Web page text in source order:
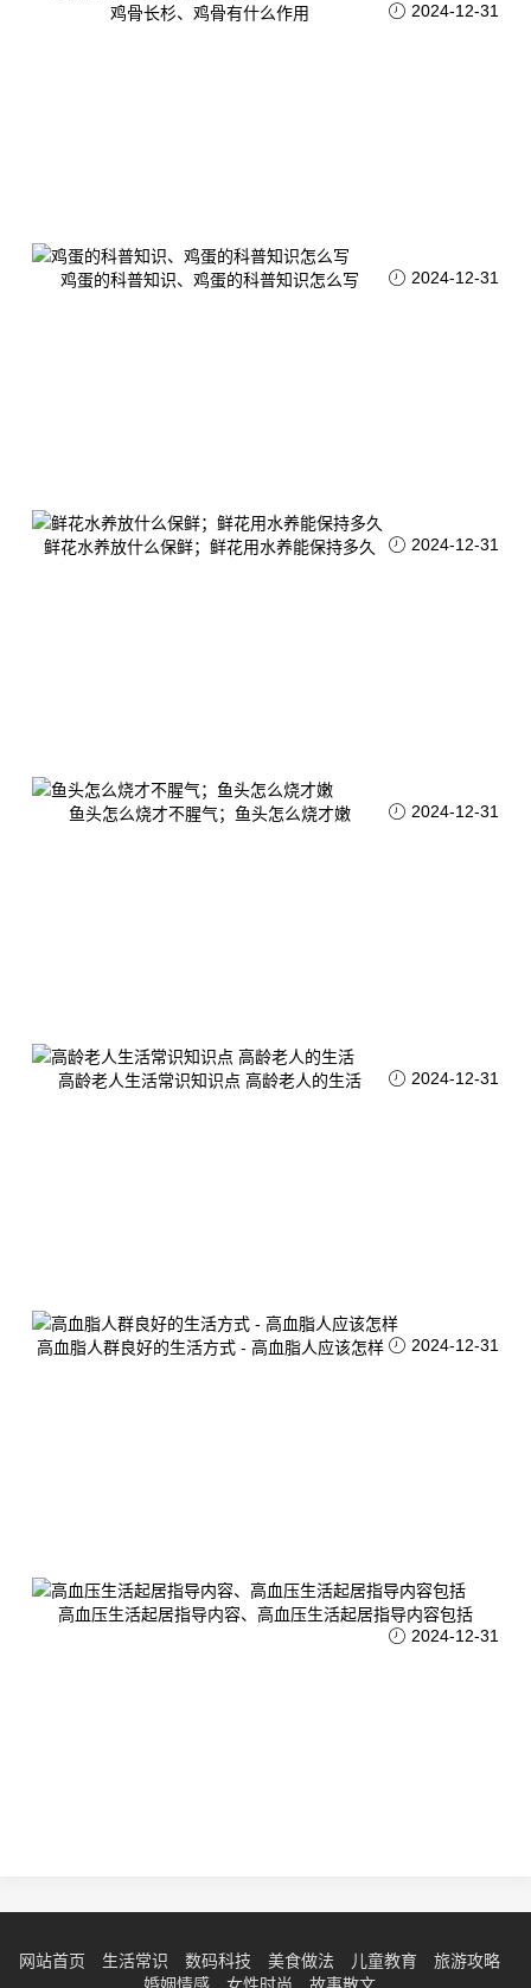
鸡骨长杉、鸡骨有什么作用 2024-12-31
鸡蛋的科普知识、鸡蛋的科普知识怎么写 2024-12-31
鲜花水养放什么保鲜；鲜花用水养能保持多久 2024-12-31
鱼头怎么烧才不腥气；鱼头怎么烧才嫩 2024-12-31
高龄老人生活常识知识点 高龄老人的生活 2024-12-31
高血脂人群良好的生活方式 - 高血脂人应该怎样 2024-12-31
高血压生活起居指导内容、高血压生活起居指导内容包括
2024-12-31
网站首页 生活常识 数码科技 美食做法 儿童教育
旅游攻略